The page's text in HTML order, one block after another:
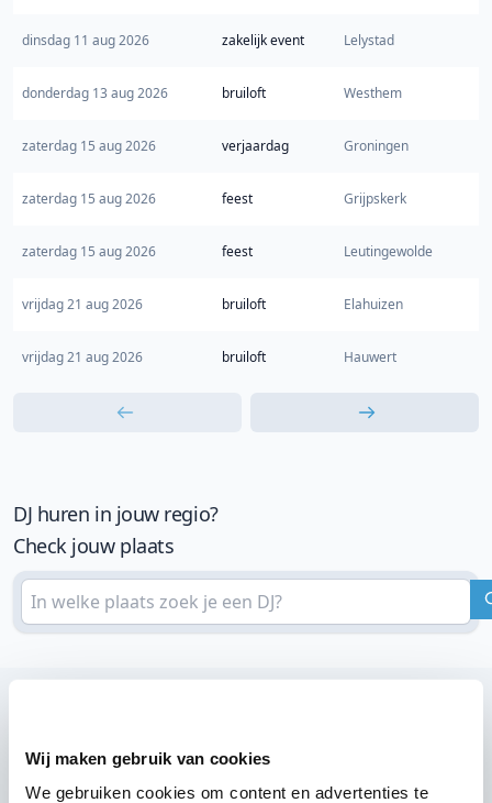
Wij maken gebruik van cookies
We gebruiken cookies om content en advertenties te
dinsdag 11 aug 2026 zakelijk event Lelystad
donderdag 13 aug 2026 bruiloft Westhem
zaterdag 15 aug 2026 verjaardag Groningen
zaterdag 15 aug 2026 feest Grijpskerk
zaterdag 15 aug 2026 feest Leutingewolde
vrijdag 21 aug 2026 bruiloft Elahuizen
vrijdag 21 aug 2026 bruiloft Hauwert
DJ huren in jouw regio?
Check jouw plaats
Wij zijn partner van 100-en feestlocaties
Lees reviews van onze DJ's op jouw locatie